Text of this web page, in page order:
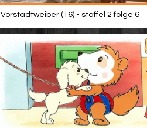
Vorstadtweiber (16) - staffel 2 folge 6